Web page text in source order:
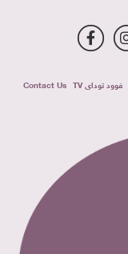
فوود توداى TV
Contact Us